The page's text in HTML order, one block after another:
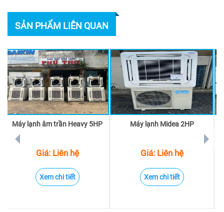
SẢN PHẨM LIÊN QUAN
Máy lạnh âm trần Heavy 5HP
Giá: Liên hệ
Xem chi tiết
Máy lạnh Midea 2HP
Giá: Liên hệ
Xem chi tiết
prev next